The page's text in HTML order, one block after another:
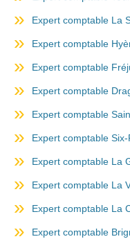
Expert comptable La
Expert comptable
Expert comptable
Expert comptable
Expert comptable
Expert comptable
Expert comptable La
Expert comptable La
Expert comptable La
Expert comptable